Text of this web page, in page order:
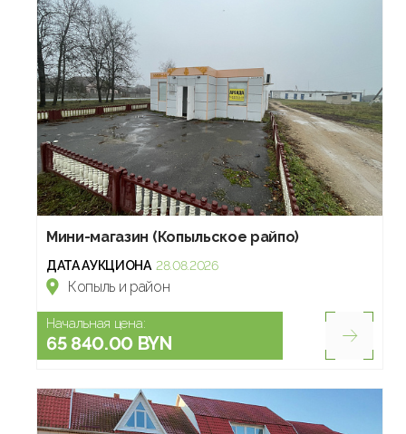
Мини-магазин (Копыльское райпо)
ДАТА АУКЦИОНА 28.08.2026
Копыль и район
Начальная цена:
65 840.00 BYN